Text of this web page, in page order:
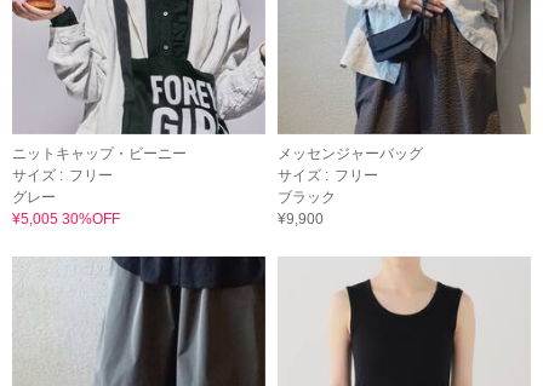
ニットキャップ・ビーニー
サイズ : フリー
グレー
¥5,005 30%OFF
メッセンジャーバッグ
サイズ : フリー
ブラック
¥9,900